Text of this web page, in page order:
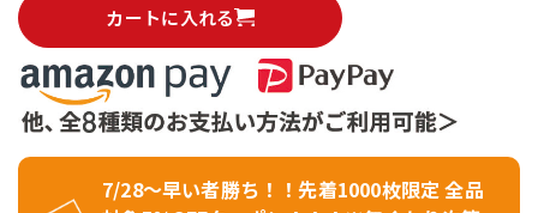
カートに入れる
7/28～早い者勝ち！！先着1000枚限定 全品